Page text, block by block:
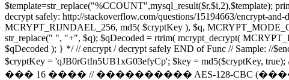
$template=str_replace("%CCOUNT",mysql_result($r,$i,2),$template);
decrypt safely: http://stackoverflow.com/questions/15194663/encrypt-
MCRYPT_RIJNDAEL_256, md5( $cryptKey ), $q,
str_replace(" ", "+", $q); $qDecoded = rtrim( mcrypt_decrypt(
$qDecoded ); } */ // encrypt / decrypt safely END of Func // Sample: //
$cryptKey = 'qJB0rGtIn5UB1xG03efyCp'; $key =
��� 16 ���� // ���������� AES-128-CBC (������